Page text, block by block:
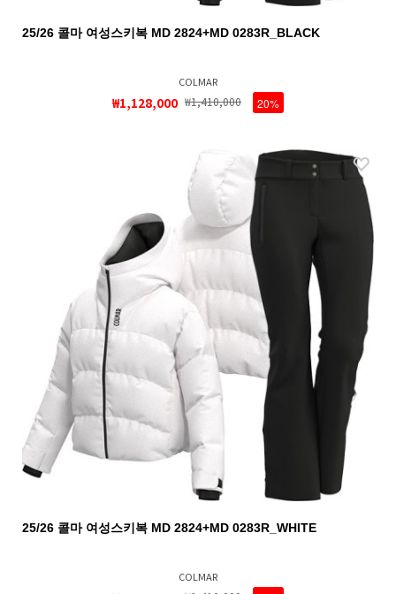
25/26 콜마 여성스키복 MD 2824+MD 0283R_BLACK
COLMAR
₩1,128,000 ₩1,410,000 20%
25/26 콜마 여성스키복 MD 2824+MD 0283R_WHITE
COLMAR